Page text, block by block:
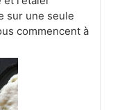
sur une seule
commencent à